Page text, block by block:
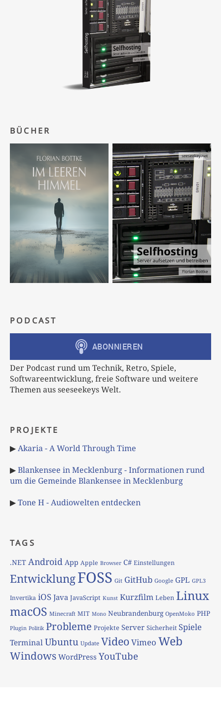
BÜCHER
PODCAST
Der Podcast rund um Technik, Retro, Spiele,
Softwareentwicklung, freie Software und weitere
Themen aus seeseekeys Welt.
PROJEKTE
▶Akaria - A World Through Time
▶Blankensee in Mecklenburg - Informationen rund
um die Gemeinde Blankensee in Mecklenburg
▶Tone H - Audiowelten entdecken
TAGS
.NET Android App Apple Browser C# Einstellungen
EntwicklungFOSS Git GitHub Google GPL GPL3
Invertika iOS Java JavaScript Kunst Kurzfilm Leben Linux
macOS Minecraft MIT Mono Neubrandenburg OpenMoko PHP
Plugin Politik Probleme Projekte Server Sicherheit Spiele
TerminalUbuntu Update VideoVimeo Web
Windows WordPress YouTube